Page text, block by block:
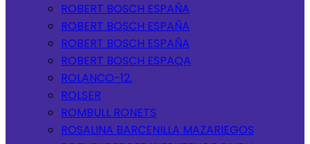
ROBERT BOSCH ESPAÑA
ROBERT BOSCH ESPAÑA
ROBERT BOSCH ESPAÑA
ROBERT BOSCH ESPAQA
ROLANCO-12.
ROLSER
ROMBULL RONETS
ROSALINA BARCENILLA MAZARIEGOS